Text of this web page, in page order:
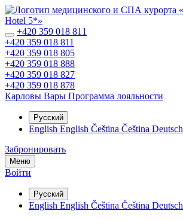
+420 359 018 811
+420 359 018 811
+420 359 018 805
+420 359 018 888
+420 359 018 827
+420 359 018 878
Карловы Вары Программа лояльности
Русский
English English Čeština Čeština Deutsch
Забронировать
Меню
Войти
Русский
English English Čeština Čeština Deutsch